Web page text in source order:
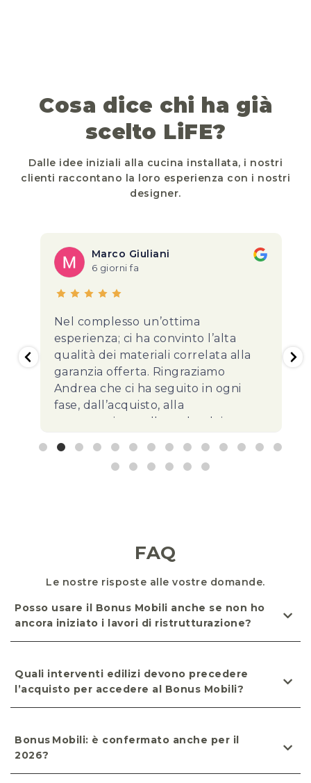
Cosa dice chi ha già
scelto LiFE?
Dalle idee iniziali alla cucina installata, i nostri
clienti raccontano la loro esperienza con i nostri
designer.
Marco Giuliani
6 giorni fa
Nel complesso un’ottima
esperienza; ci ha convinto l’alta
qualità dei materiali correlata alla
garanzia offerta. Ringraziamo
Andrea che ci ha seguito in ogni
fase, dall’acquisto, alla
progettazione, alla scelta dei
disponibile ad ogni nostra
FAQ
Le nostre risposte alle vostre domande.
Posso usare il Bonus Mobili anche se non ho
ancora iniziato i lavori di ristrutturazione?
Quali interventi edilizi devono precedere
l’acquisto per accedere al Bonus Mobili?
Bonus Mobili: è confermato anche per il
2026?